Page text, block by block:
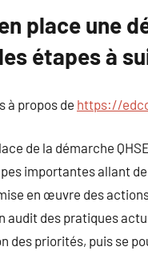
place une
étapes à
à propos de https://
de la démarche
importantes allant de
en œuvre des
audit des pratiques
des priorités, puis se